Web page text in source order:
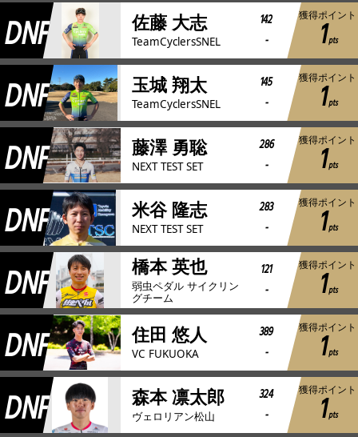
DNF 佐藤 大志
TeamCyclersSNEL
142
-
獲得ポイント
1pts
DNF 玉城 翔太
TeamCyclersSNEL
145
-
獲得ポイント
1pts
DNF 藤澤 勇聡
NEXT TEST SET
286
-
獲得ポイント
1pts
DNF 米谷 隆志
NEXT TEST SET
283
-
獲得ポイント
1pts
DNF 橋本 英也
弱虫ペダル サイクリン
グチーム
121
-
獲得ポイント
1pts
DNF 住田 悠人
VC FUKUOKA
389
-
獲得ポイント
1pts
DNF 森本 凛太郎
ヴェロリアン松山
324
-
獲得ポイント
1pts